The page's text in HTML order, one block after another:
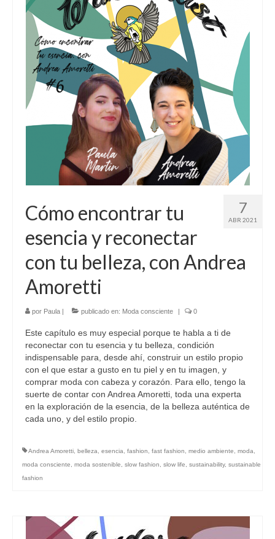
7
ABR 2021
Cómo encontrar tu
esencia y reconectar
con tu belleza, con Andrea
Amoretti
por Paula publicado en: Moda consciente 0
Este capítulo es muy especial porque te habla a ti de
reconectar con tu esencia y tu belleza, condición
indispensable para, desde ahí, construir un estilo propio
con el que estar a gusto en tu piel y en tu imagen, y
comprar moda con cabeza y corazón. Para ello, tengo la
suerte de contar con Andrea Amoretti, toda una experta
en la exploración de la esencia, de la belleza auténtica de
cada uno, y del estilo propio.
Andrea Amoretti, belleza, esencia, fashion, fast fashion, medio ambiente, moda,
moda consciente, moda sostenible, slow fashion, slow life, sustainability, sustainable
fashion